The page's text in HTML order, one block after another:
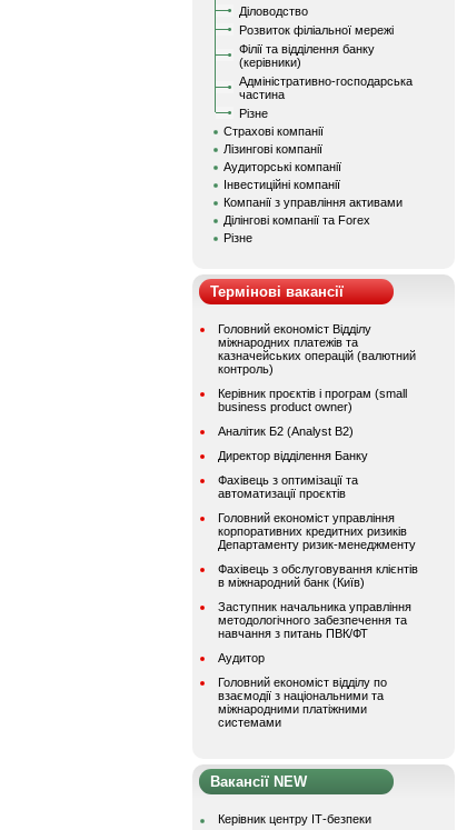
Діловодство
Розвиток філіальної мережі
Філії та відділення банку
(керівники)
Адміністративно-господарська
частина
Різне
Страхові компанії
Лізингові компанії
Аудиторські компанії
Інвестиційні компанії
Компанії з управління активами
Ділінгові компанії та Forex
Різне
Термінові вакансії
Головний економіст Відділу
міжнародних платежів та
казначейських операцій (валютний
контроль)
Керівник проєктів і програм (small
business product owner)
Аналітик Б2 (Analyst B2)
Директор відділення Банку
Фахівець з оптимізації та
автоматизації проєктів
Головний економіст управління
корпоративних кредитних ризиків
Департаменту ризик-менеджменту
Фахівець з обслуговування клієнтів
в міжнародний банк (Київ)
Заступник начальника управління
методологічного забезпечення та
навчання з питань ПВК/ФТ
Аудитор
Головний економіст відділу по
взаємодії з національними та
міжнародними платіжними
системами
Вакансії NEW
Керівник центру ІТ-безпеки